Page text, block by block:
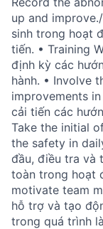
up and
sinh trong hoạt
tiến. • Training
định kỳ các
hành. • Involve
improvements
cải tiến các
Take the initial
the safety in
đầu, điều tra và
toàn trong hoạt
motivate team
hỗ trợ và tạo
trong quá trình